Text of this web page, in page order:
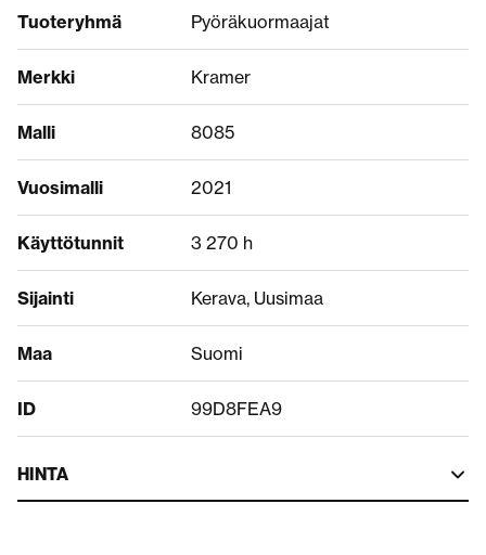
Tuoteryhmä Pyöräkuormaajat
Merkki Kramer
Malli 8085
Vuosimalli 2021
Käyttötunnit 3 270 h
Sijainti Kerava, Uusimaa
Maa Suomi
ID 99D8FEA9
HINTA